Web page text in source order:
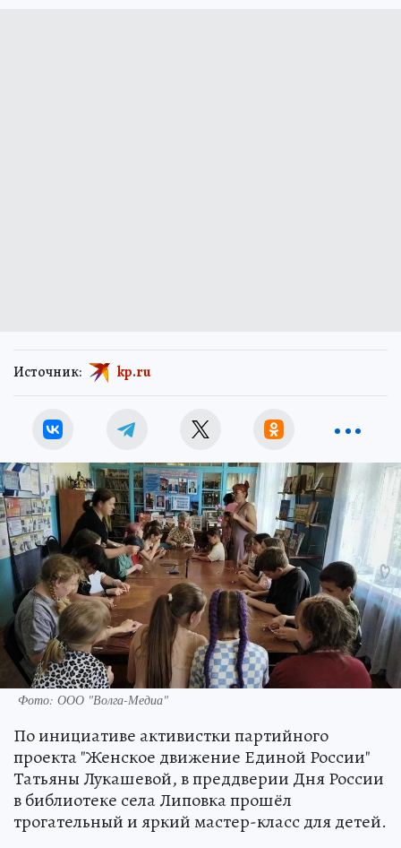
Источник: kp.ru
Фото: ООО "Волга-Медиа"
По инициативе активистки партийного
проекта "Женское движение Единой России"
Татьяны Лукашевой, в преддверии Дня России
в библиотеке села Липовка прошёл
трогательный и яркий мастер-класс для детей.